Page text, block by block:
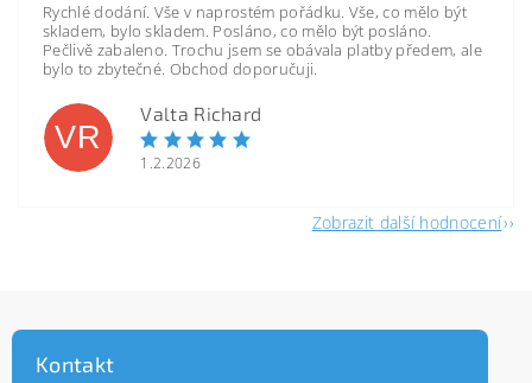
Rychlé dodání. Vše v naprostém pořádku. Vše, co mělo být
skladem, bylo skladem. Posláno, co mělo být posláno.
Pečlivě zabaleno. Trochu jsem se obávala platby předem, ale
bylo to zbytečné. Obchod doporučuji.
VR
Valta Richard
1.2.2026
Zobrazit další hodnocení
Kontakt